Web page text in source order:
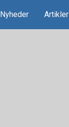
Nyheder Artikler